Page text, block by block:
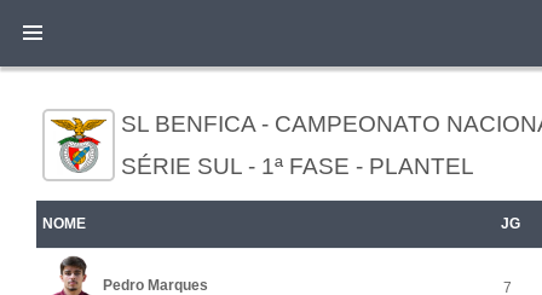
SL BENFICA - CAMPEONATO
SÉRIE SUL - 1ª FASE - PLANTEL
NOME JG
Pedro Marques
7